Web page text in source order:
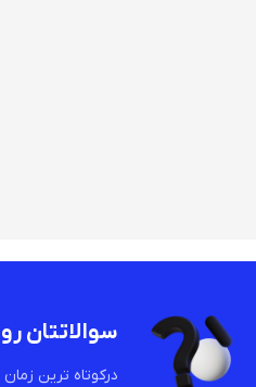
سوالاتتان
درکوتاه ترین